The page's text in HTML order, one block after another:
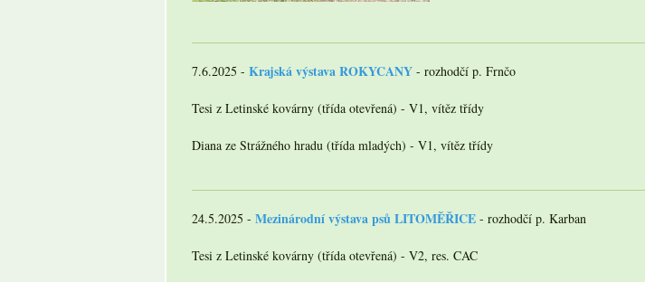
7.6.2025 - Krajská výstava ROKYCANY - rozhodčí p. Frnčo
Tesi z Letinské kovárny (třída otevřená) - V1, vítěz třídy
Diana ze Strážného hradu (třída mladých) - V1, vítěz třídy
24.5.2025 - Mezinárodní výstava psů LITOMĚŘICE - rozhodčí p. Karban
Tesi z Letinské kovárny (třída otevřená) - V2, res. CAC